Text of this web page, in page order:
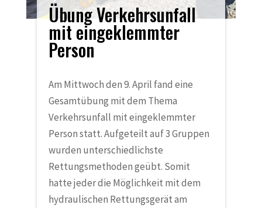
Übung Verkehrsunfall
mit eingeklemmter
Person
Am Mittwoch den 9. April fand eine
Gesamtübung mit dem Thema
Verkehrsunfall mit eingeklemmter
Person statt. Aufgeteilt auf 3 Gruppen
wurden unterschiedlichste
Rettungsmethoden geübt. Somit
hatte jeder die Möglichkeit mit dem
hydraulischen Rettungsgerät am